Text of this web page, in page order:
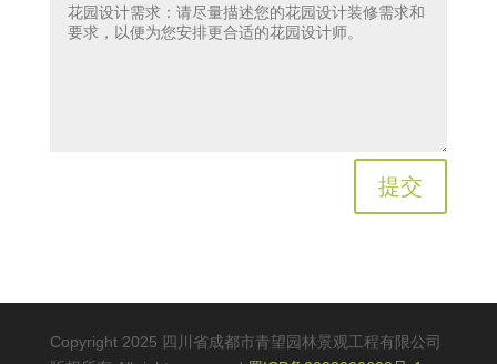
提交
Copyright 2025 四川省成都市青望园林景观工程有限公司